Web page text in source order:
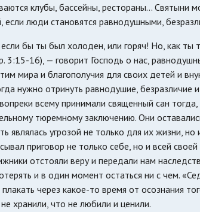
клубы, бассейны, рестораны... Святыни
если люди становятся равнодушными,
бы ты был холоден, или горяч! Но, как ты
3:15-16), — говорит Господь о нас,
мира и благополучия для своих детей и
нужно отринуть равнодушие, безразличие и
всему принимали священный сан
тюремному заключению. Они
являлась угрозой не только для их жизни,
приговор не только себе, но и всей своей
отстояли веру и передали нам
и в один момент остаться ни с чем.
через какое-то время от осознания
хранили, что не любили и ценили.